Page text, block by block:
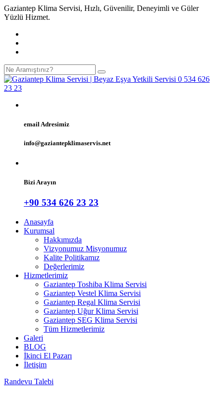
Gaziantep Klima Servisi, Hızlı, Güvenilir, Deneyimli ve Güler
Yüzlü Hizmet.
email Adresimiz
info@gaziantepklimaservis.net
Bizi Arayın
+90 534 626 23 23
Anasayfa
Kurumsal
Hakkımızda
Vizyonumuz Misyonumuz
Kalite Politikamız
Değerlerimiz
Hizmetlerimiz
Gaziantep Toshiba Klima Servisi
Gaziantep Vestel Klima Servisi
Gaziantep Regal Klima Servisi
Gaziantep Uğur Klima Servisi
Gaziantep SEG Klima Servisi
Tüm Hizmetlerimiz
Galeri
BLOG
İkinci El Pazarı
İletişim
Randevu Talebi